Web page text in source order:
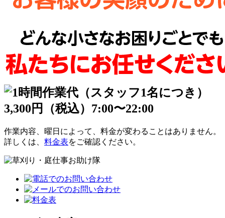
作業内容、曜日によって、料金が変わることはありません。
詳しくは、 料金表をご確認ください。